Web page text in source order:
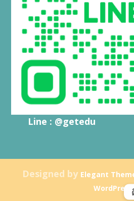
Line : @getedu
Designed by Elegant
WordPress